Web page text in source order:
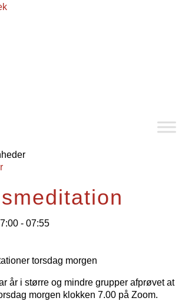
- 07:55
torsdag morgen
år i større og mindre grupper afprøvet at
morgen klokken 7.00 på Zoom.